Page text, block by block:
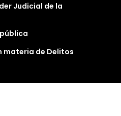
Judicial de la
materia de Delitos